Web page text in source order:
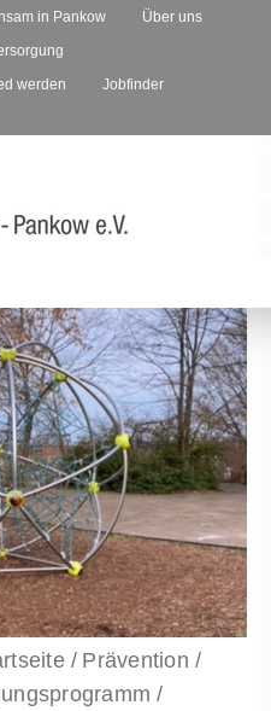
in Pankow
Über uns
werden
Jobfinder
Prävention